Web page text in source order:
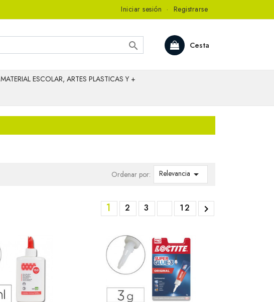
Iniciar sesión · Registrarse
Cesta

MATERIAL ESCOLAR, ARTES PLASTICAS Y +
Ordenar por: Relevancia 
1 2 3 12 